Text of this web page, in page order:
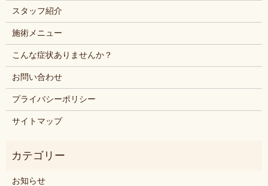
スタッフ紹介
施術メニュー
こんな症状ありませんか？
お問い合わせ
プライバシーポリシー
サイトマップ
お知らせ